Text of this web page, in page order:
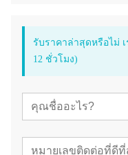
รับราคาล่าสุดหรือไม่
12 ชั่วโมง)